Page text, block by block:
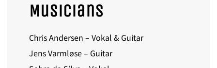
Musicians
Chris Andersen – Vokal & Guitar
Jens Varmløse – Guitar